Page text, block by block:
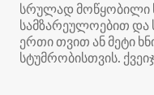
სრულად მოწყობილი
სამზარეულოებით
ერთი თვით ან მეტი
სტუმრობისთვის.